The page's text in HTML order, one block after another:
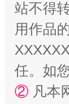
漫山遍野的桃
站不得
用作品
任。如
② 凡本